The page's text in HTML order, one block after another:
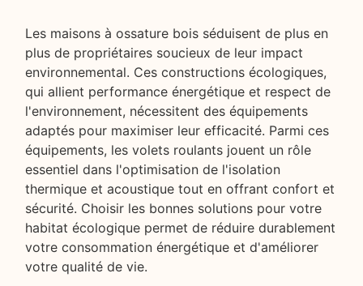
Les maisons à ossature bois séduisent de plus en
plus de propriétaires soucieux de leur impact
environnemental. Ces constructions écologiques,
qui allient performance énergétique et respect de
l'environnement, nécessitent des équipements
adaptés pour maximiser leur efficacité. Parmi ces
équipements, les volets roulants jouent un rôle
essentiel dans l'optimisation de l'isolation
thermique et acoustique tout en offrant confort et
sécurité. Choisir les bonnes solutions pour votre
habitat écologique permet de réduire durablement
votre consommation énergétique et d'améliorer
votre qualité de vie.